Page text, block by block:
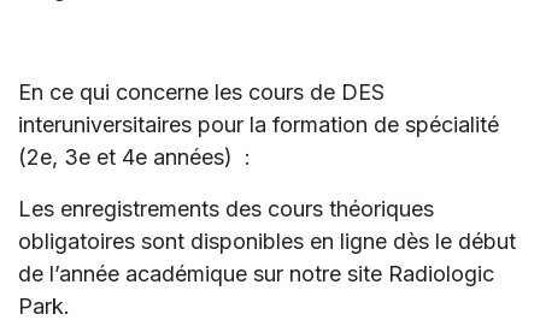
En ce qui concerne les cours de DES
interuniversitaires pour la formation de spécialité
(2e, 3e et 4e années)
:
Les enregistrements des cours théoriques
obligatoires sont disponibles en ligne dès le début
de l’année académique sur notre site Radiologic
Park.